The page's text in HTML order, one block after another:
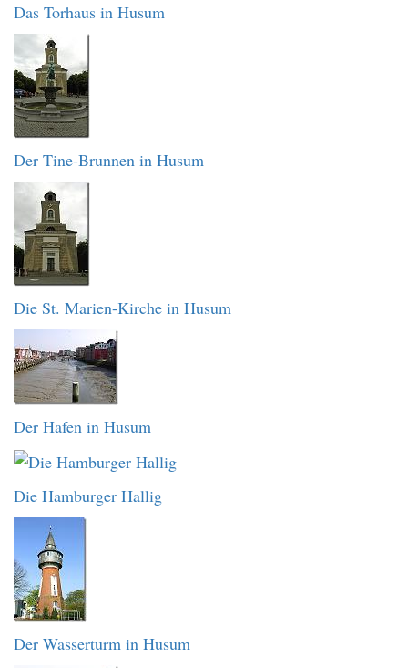
Das Torhaus in Husum
Der Tine-Brunnen in Husum
Die St. Marien-Kirche in Husum
Der Hafen in Husum
Die Hamburger Hallig
Der Wasserturm in Husum